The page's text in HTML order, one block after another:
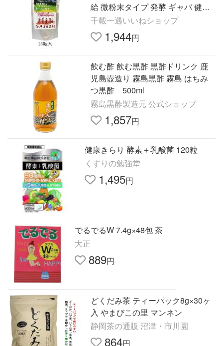
給 微粉末タイプ 発酵 ギャバ 健康
食品 香ばしい玄米パウダー 健康サ
ポート食品
千載一遇いいねショップ
1,944円
飲む酢 飲む黒酢 黒酢ドリンク 鹿
児島壺造り 霧島黒酢 霧島 はちみ
つ黒酢 500ml
霧島黒酢製造元 公式ショップ
1,857円
健康きらり 酵素＋乳酸菌 120粒
くすりの勉強堂
1,495円
でるでるW 7.4g×48包 茶
大正
889円
どくだみ茶 ティーパック8g×30ヶ
入 やまびこの里 マンネン
静岡茶の通販 沼津・市川園
864円